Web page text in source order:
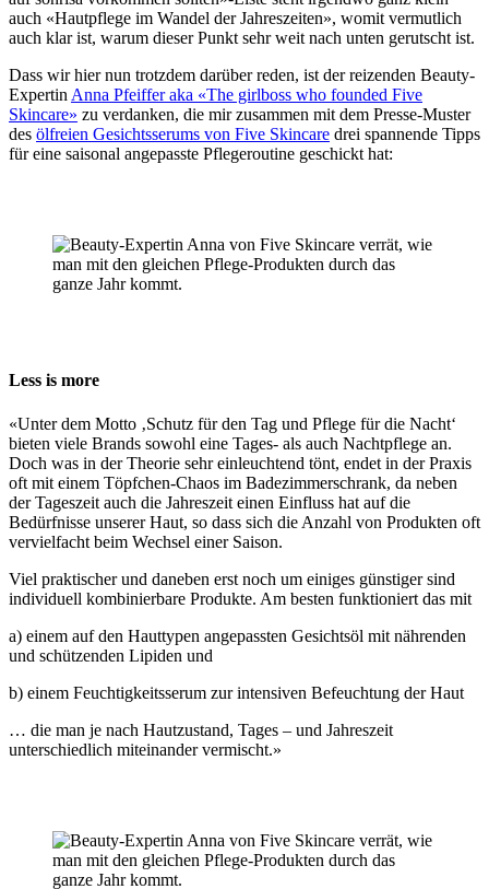
auch «Hautpflege im Wandel der Jahreszeiten», womit vermutlich
auch klar ist, warum dieser Punkt sehr weit nach unten gerutscht ist.
Dass wir hier nun trotzdem darüber reden, ist der reizenden Beauty-
Expertin Anna Pfeiffer aka «The girlboss who founded Five
Skincare» zu verdanken, die mir zusammen mit dem Presse-Muster
des ölfreien Gesichtsserums von Five Skincare drei spannende Tipps
für eine saisonal angepasste Pflegeroutine geschickt hat:
Less is more
«Unter dem Motto ‚Schutz für den Tag und Pflege für die Nacht‘
bieten viele Brands sowohl eine Tages- als auch Nachtpflege an.
Doch was in der Theorie sehr einleuchtend tönt, endet in der Praxis
oft mit einem Töpfchen-Chaos im Badezimmerschrank, da neben
der Tageszeit auch die Jahreszeit einen Einfluss hat auf die
Bedürfnisse unserer Haut, so dass sich die Anzahl von Produkten oft
vervielfacht beim Wechsel einer Saison.
Viel praktischer und daneben erst noch um einiges günstiger sind
individuell kombinierbare Produkte. Am besten funktioniert das mit
a) einem auf den Hauttypen angepassten Gesichtsöl mit nährenden
und schützenden Lipiden und
b) einem Feuchtigkeitsserum zur intensiven Befeuchtung der Haut
… die man je nach Hautzustand, Tages – und Jahreszeit
unterschiedlich miteinander vermischt.»